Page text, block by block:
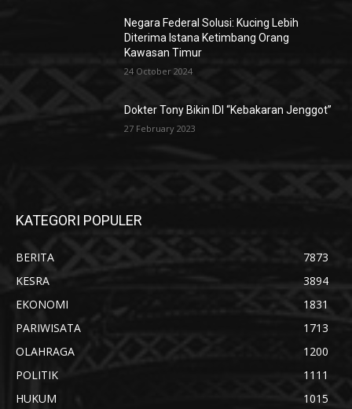
Negara Federal Solusi: Kucing Lebih
Diterima Istana Ketimbang Orang
Kawasan Timur
24 October 2024
Dokter Tony Bikin IDI “Kebakaran Jenggot”
27 February 2023
KATEGORI POPULER
BERITA
7873
KESRA
3894
EKONOMI
1831
PARIWISATA
1713
OLAHRAGA
1200
POLITIK
1111
HUKUM
1015